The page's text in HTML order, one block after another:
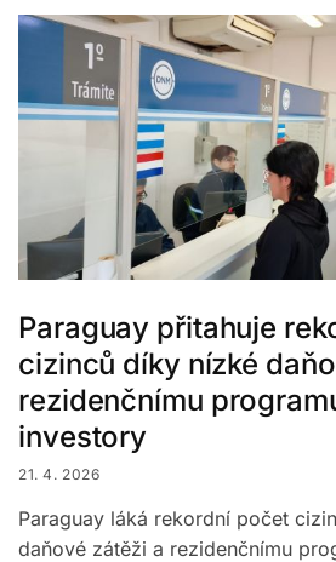
Paraguay přitahuje
cizinců díky nízké
rezidenčnímu
investory
21. 4. 2026
Paraguay láká rekordní počet
daňové zátěži a rezidenčnímu